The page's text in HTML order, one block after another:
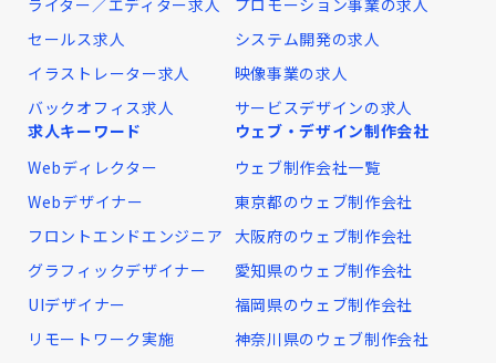
セールス求人
イラストレーター求人
バックオフィス求人
システム開発の求人
映像事業の求人
サービスデザインの求人
求人キーワード
Webディレクター
Webデザイナー
フロントエンドエンジニア
グラフィックデザイナー
UIデザイナー
リモートワーク実施
ウェブ・デザイン制作会社
ウェブ制作会社一覧
東京都のウェブ制作会社
大阪府のウェブ制作会社
愛知県のウェブ制作会社
福岡県のウェブ制作会社
神奈川県のウェブ制作会社